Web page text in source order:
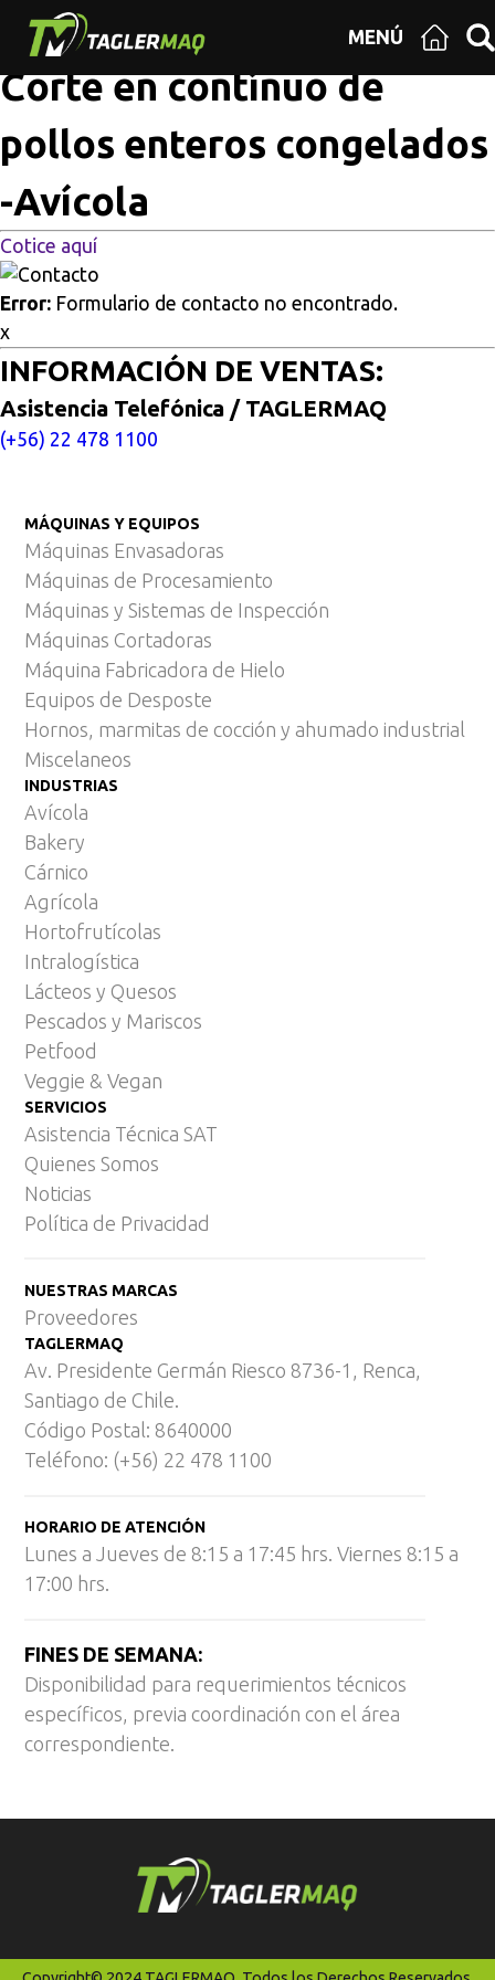
MENÚ
Multisitios
congelados -Avícola
Corte en contínuo de
pollos enteros congelados
-Avícola
Cotice aquí
Error: Formulario de contacto no encontrado.
x
INFORMACIÓN DE VENTAS:
Asistencia Telefónica / TAGLERMAQ
(+56) 22 478 1100
MÁQUINAS Y EQUIPOS
Máquinas Envasadoras
Máquinas de Procesamiento
Máquinas y Sistemas de Inspección
Máquinas Cortadoras
Máquina Fabricadora de Hielo
Equipos de Desposte
Hornos, marmitas de cocción y ahumado industrial
Miscelaneos
INDUSTRIAS
Avícola
Bakery
Cárnico
Agrícola
Hortofrutícolas
Intralogística
Lácteos y Quesos
Pescados y Mariscos
Petfood
Veggie & Vegan
SERVICIOS
Asistencia Técnica SAT
Quienes Somos
Noticias
Política de Privacidad
NUESTRAS MARCAS
Proveedores
TAGLERMAQ
Av. Presidente Germán Riesco 8736-1, Renca,
Santiago de Chile.
Código Postal: 8640000
Teléfono: (+56) 22 478 1100
HORARIO DE ATENCIÓN
Lunes a Jueves de 8:15 a 17:45 hrs. Viernes 8:15 a
17:00 hrs.
FINES DE SEMANA:
Disponibilidad para requerimientos técnicos
específicos, previa coordinación con el área
correspondiente.